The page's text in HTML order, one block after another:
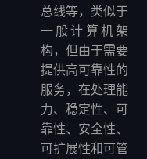
总线等，类似于
一般计算机架
构，但由于需要
提供高可靠性的
服务，在处理能
力、稳定性、可
靠性、安全性、
可扩展性和可管